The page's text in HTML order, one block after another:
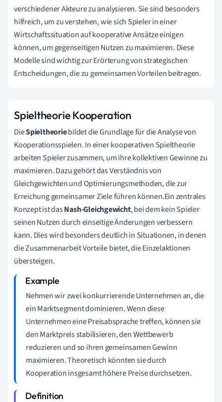
verschiedener Akteure zu analysieren. Sie sind besonders
hilfreich, um zu verstehen, wie sich Spieler in einer
Wirtschaftssituation auf kooperative Ansätze einigen
können, um gegenseitigen Nutzen zu maximieren. Diese
Modelle sind wichtig zur Erörterung von strategischen
Entscheidungen, die zu gemeinsamen Vorteilen beitragen.
Spieltheorie Kooperation
DieSpieltheoriebildet die Grundlage für die Analyse von
Kooperationsspielen. In einer kooperativen Spieltheorie
arbeiten Spieler zusammen, um ihre kollektiven Gewinne zu
maximieren. Dazu gehört das Verständnis von
Gleichgewichten und Optimierungsmethoden, die zur
Erreichung gemeinsamer Ziele führen können.Ein zentrales
Konzept ist dasNash-Gleichgewicht, bei dem kein Spieler
seinen Nutzen durch einseitige Änderungen verbessern
kann. Dies wird besonders deutlich in Situationen, in denen
die Zusammenarbeit Vorteile bietet, die Einzelaktionen
übersteigen.
Nehmen wir zwei konkurrierende Unternehmen an, die
ein Marktsegment dominieren. Wenn diese
Unternehmen eine Preisabsprache treffen, können sie
den Marktpreis stabilisieren, den Wettbewerb
reduzieren und so ihren gemeinsamen Gewinn
maximieren. Theoretisch könnten sie durch
Kooperation insgesamt höhere Preise durchsetzen.